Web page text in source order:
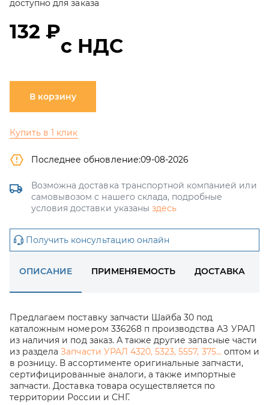
доступно для заказа
132 ₽
с НДС
В корзину
Купить в 1 клик
Последнее обновление:09-08-2026
Возможна доставка транспортной компанией или
самовывозом с нашего склада, подробные
условия доставки указаны здесь
Получить консультацию онлайн
ОПИСАНИЕ ПРИМЕНЯЕМОСТЬ ДОСТАВКА
Предлагаем поставку запчасти Шайба 30 под
каталожным номером 336268 п производства АЗ УРАЛ
из наличия и под заказ. А также другие запасные части
из разделаЗапчасти УРАЛ 4320, 5323, 5557, 375... оптом и
в розницу. В ассортименте оригинальные запчасти,
сертифицированные аналоги, а также импортные
запчасти. Доставка товара осуществляется по
территории России и СНГ.